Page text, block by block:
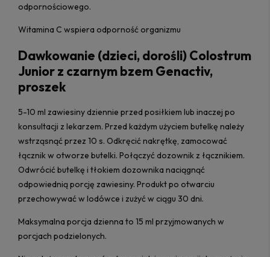
odpornościowego.
Witamina C wspiera odporność organizmu
Dawkowanie (dzieci, dorośli) Colostrum
Junior z czarnym bzem Genactiv,
proszek
5-10 ml zawiesiny dziennie przed posiłkiem lub inaczej po
konsultacji z lekarzem. Przed każdym użyciem butelkę należy
wstrząsnąć przez 10 s. Odkręcić nakrętkę, zamocować
łącznik w otworze butelki. Połączyć dozownik z łącznikiem.
Odwrócić butelkę i tłokiem dozownika naciągnąć
odpowiednią porcję zawiesiny. Produkt po otwarciu
przechowywać w lodówce i zużyć w ciągu 30 dni.
Maksymalna porcja dzienna to 15 ml przyjmowanych w
porcjach podzielonych.